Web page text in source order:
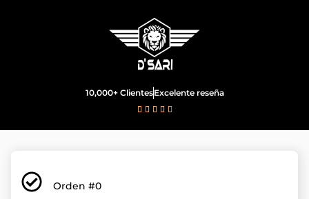
10,000+ ClientesExcelente reseña
    
Orden #0